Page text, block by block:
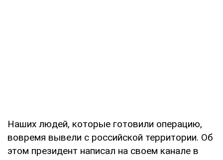
Наших людей, которые готовили операцию,
вовремя вывели с российской территории. Об
этом президент написал на своем канале в